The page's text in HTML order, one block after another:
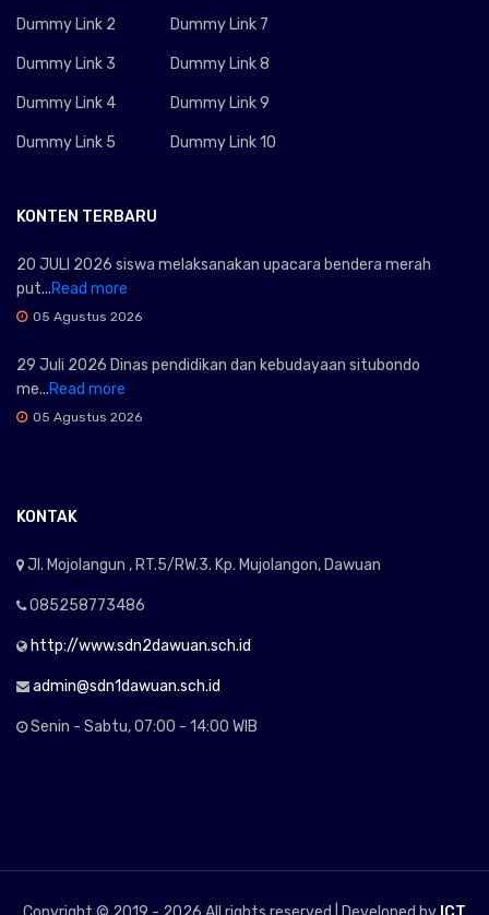
Dummy Link 2
Dummy Link 3
Dummy Link 4
Dummy Link 5
Dummy Link 7
Dummy Link 8
Dummy Link 9
Dummy Link 10
KONTEN TERBARU
20 JULI 2026 siswa melaksanakan upacara bendera merah
put...Read more
05 Agustus 2026
29 Juli 2026 Dinas pendidikan dan kebudayaan situbondo
me...Read more
05 Agustus 2026
KONTAK
Jl. Mojolangun , RT.5/RW.3. Kp. Mujolangon, Dawuan
085258773486
http://www.sdn2dawuan.sch.id
admin@sdn1dawuan.sch.id
Senin - Sabtu, 07:00 - 14:00 WIB